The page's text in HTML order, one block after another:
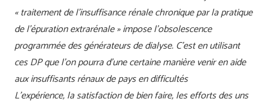
« traitement de l’insuffisance rénale chronique par la pratique
de l’épuration extrarénale » impose l’obsolescence
programmée des générateurs de dialyse. C’est en utilisant
ces DP que l’on pourra d’une certaine manière venir en aide
aux insuffisants rénaux de pays en difficultés
L’expérience, la satisfaction de bien faire, les efforts des uns